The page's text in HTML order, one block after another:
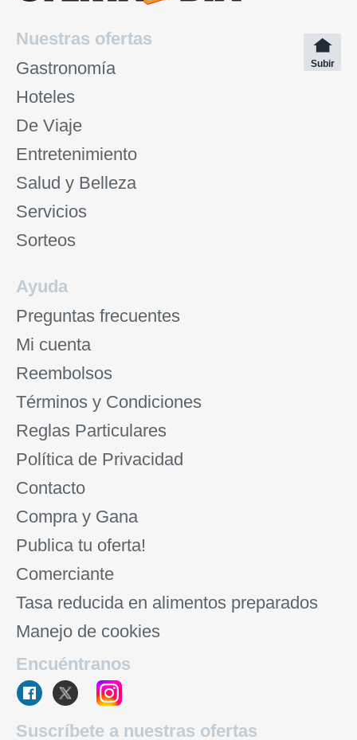
Nuestras ofertas
Gastronomía
Hoteles
De Viaje
Entretenimiento
Salud y Belleza
Servicios
Sorteos
Subir
Ayuda
Preguntas frecuentes
Mi cuenta
Reembolsos
Términos y Condiciones
Reglas Particulares
Política de Privacidad
Contacto
Compra y Gana
Publica tu oferta!
Comerciante
Tasa reducida en alimentos preparados
Manejo de cookies
Encuéntranos
Suscríbete a nuestras ofertas